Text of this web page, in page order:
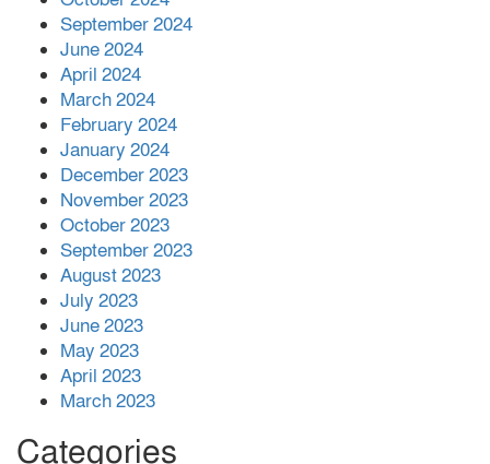
September 2024
June 2024
April 2024
March 2024
February 2024
January 2024
December 2023
November 2023
October 2023
September 2023
August 2023
July 2023
June 2023
May 2023
April 2023
March 2023
Categories